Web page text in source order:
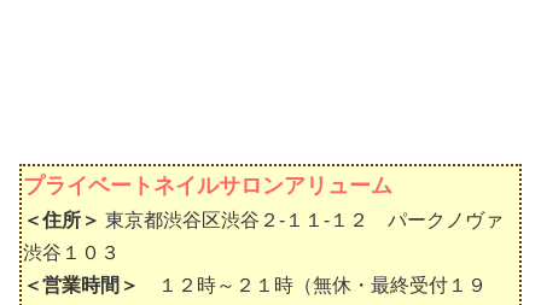
プライベートネイルサロンアリューム
＜住所＞ 東京都渋谷区渋谷２-１１-１２ パークノヴァ
渋谷１０３
＜営業時間＞
１２時～２１時（無休・最終受付１９